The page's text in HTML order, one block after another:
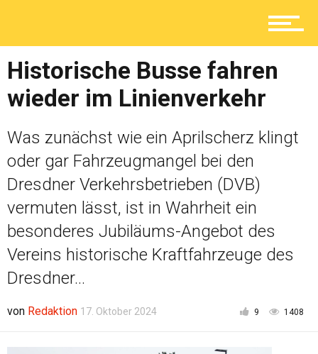
Kolumne
Shop
Historische Busse fahren
wieder im Linienverkehr
Was zunächst wie ein Aprilscherz klingt
oder gar Fahrzeugmangel bei den
Dresdner Verkehrsbetrieben (DVB)
vermuten lässt, ist in Wahrheit ein
besonderes Jubiläums-Angebot des
Vereins historische Kraftfahrzeuge des
Dresdner...
von Redaktion 17. Oktober 2024 9 1408